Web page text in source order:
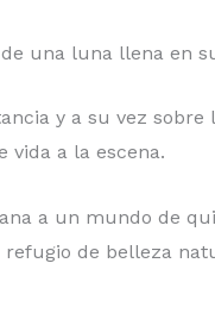
una luna llena en
y a su vez
vida a la escena.
a un mundo de
de belleza